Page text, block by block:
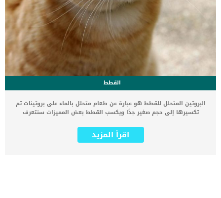
القطط
البروتين المتحلل للقطط هو عبارة عن طعام متحلل بالماء على بروتينات تم
تكسيرها إلى حجم صغير جدًا ويكسب القطط بعض المميزات سنتعرف
التقليدي على بروتينات سليمة ذات حجم طبيعي. كما تعود معظم أنواع
الحساسية الغذائية المعروفة إلى تفاعل غير طبيعي تجاه البروتينات
اقرأ المزيد